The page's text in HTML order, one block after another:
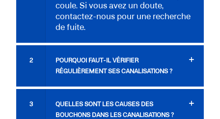
coule. Si vous avez un doute,
contactez-nous pour une recherche
de fuite.
2
POURQUOI FAUT-IL VÉRIFIER
RÉGULIÈREMENT SES CANALISATIONS ?
3
QUELLES SONT LES CAUSES DES
BOUCHONS DANS LES CANALISATIONS ?